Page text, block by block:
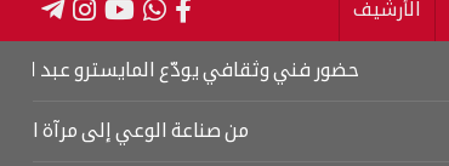
الأرشيف
حضور فني وثقافي يودّع المايسترو عبد الرزاق العزاوي
من صناعة الوعي إلى مرآة السلبيات